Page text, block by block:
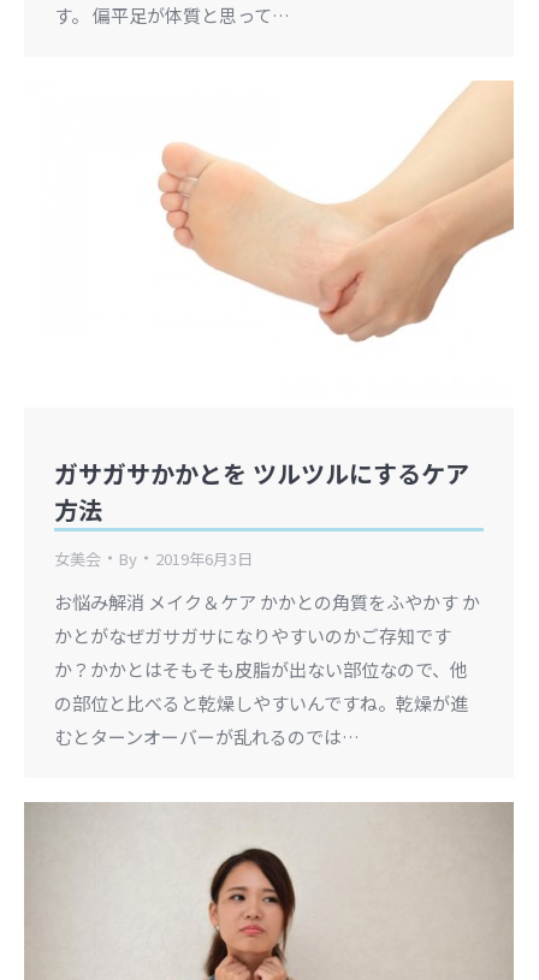
す。 偏平足が体質と思って…
ガサガサかかとを ツルツルにするケア
方法
女美会 By 2019年6月3日
お悩み解消 メイク＆ケア かかとの角質をふやかす か
かとがなぜガサガサになりやすいのかご存知です
か？かかとはそもそも皮脂が出ない部位なので、他
の部位と比べると乾燥しやすいんですね。乾燥が進
むとターンオーバーが乱れるのでは…